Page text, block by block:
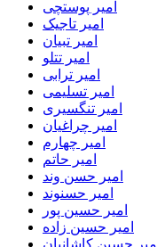
امیر پوستچی
امیر تاجیک
امیر تبیان
امیر تتلو
امیر ترابی
امیر تسلیمی
امیر تنگسیری
امیر چراغیان
امیر چهارم
امیر حاتم
امیر حسن وند
امیر حسنوند
امیر حسین پور
امیر حسین زاده
امیر حسین کاشانیان